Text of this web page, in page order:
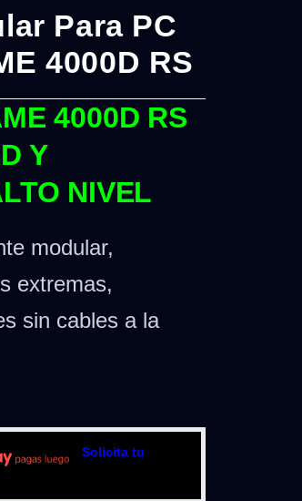
Para PC
4000D RS
4000D RS
Y
NIVEL
modular,
extremas,
sin cables a la
Solicita tu